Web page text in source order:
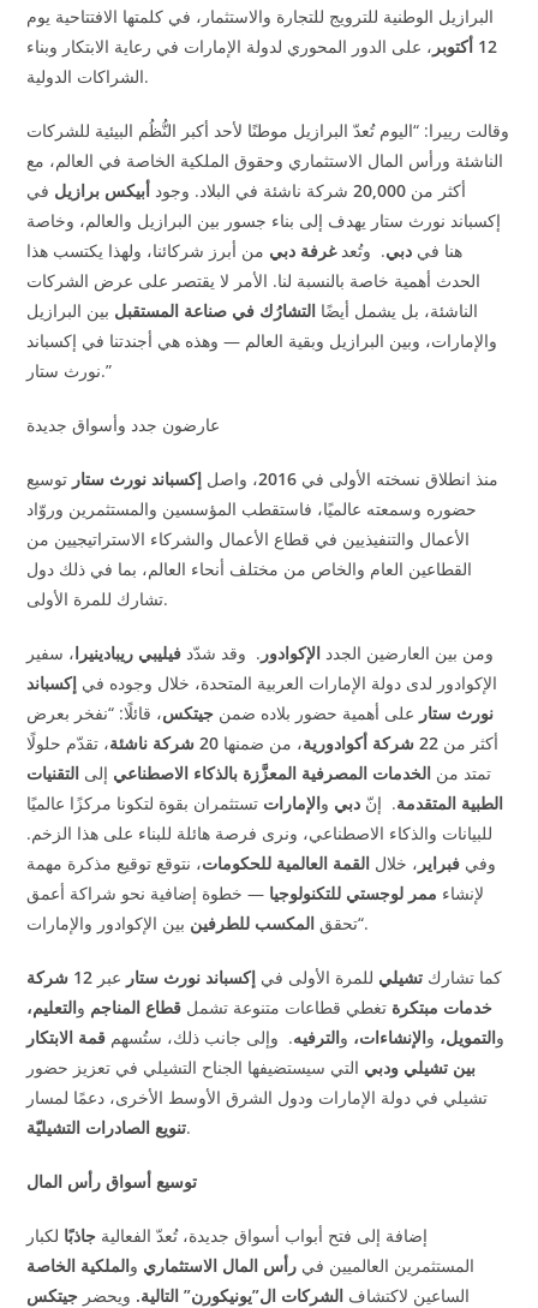
البرازيل الوطنية للترويج للتجارة والاستثمار، في كلمتها الافتتاحية يوم
12 أكتوبر ، على الدور المحوري لدولة الإمارات في رعاية الابتكار وبناء
الشراكات الدولية.
وقالت رييرا: “اليوم تُعدّ البرازيل موطنًا لأحد أكبر النُّظُم البيئية للشركات
الناشئة ورأس المال الاستثماري وحقوق الملكية الخاصة في العالم، مع
أكثر من 20,000 شركة ناشئة في البلاد. وجود أبيكس برازيل في
إكسباند نورث ستار يهدف إلى بناء جسور بين البرازيل والعالم، وخاصة
هنا في دبي. وتُعدغرفة دبي من أبرز شركائنا، ولهذا يكتسب هذا
الحدث أهمية خاصة بالنسبة لنا. الأمر لا يقتصر على عرض الشركات
الناشئة، بل يشمل أيضًا التشارُك في صناعة المستقبل بين البرازيل
والإمارات، وبين البرازيل وبقية العالم — وهذه هي أجندتنا في إكسباند
نورث ستار.”
عارضون جدد وأسواق جديدة
منذ انطلاق نسخته الأولى في 2016، واصل إكسباند نورث ستار توسيع
حضوره وسمعته عالميًا، فاستقطب المؤسسين والمستثمرين وروّاد
الأعمال والتنفيذيين في قطاع الأعمال والشركاء الاستراتيجيين من
القطاعين العام والخاص من مختلف أنحاء العالم، بما في ذلك دول
تشارك للمرة الأولى.
ومن بين العارضين الجدد الإكوادور . وقد شدّد فيليبي ريبادينيرا، سفير
الإكوادور لدى دولة الإمارات العربية المتحدة، خلال وجوده في إكسباند
نورث ستار على أهمية حضور بلاده ضمن جيتكس، قائلًا: “نفخر بعرض
أكثر من 22شركة أكوادورية، من ضمنها 20شركة ناشئة، تقدّم حلولًا
تمتد من الخدمات المصرفية المعزَّزة بالذكاء الاصطناعي إلى التقنيات
الطبية المتقدمة. إنّ دبي والإمارات تستثمران بقوة لتكونا مركزًا عالميًا
للبيانات والذكاء الاصطناعي، ونرى فرصة هائلة للبناء على هذا الزخم.
وفي فبراير ، خلال القمة العالمية للحكومات، نتوقع توقيع مذكرة مهمة
لإنشاء ممر لوجستي للتكنولوجيا —خطوة إضافية نحو شراكة أعمق
تحقق المكسب للطرفين بين الإكوادور والإمارات “.
كما تشارك تشيلي للمرة الأولى في إكسباند نورث ستار عبر 12 شركة
خدمات مبتكرة تغطي قطاعات متنوعة تشمل قطاع المناجم والتعليم،
والتمويل، والإنشاءات، والترفيه. وإلى جانب ذلك، ستُسهم قمة الابتكار
بين تشيلي ودبي التي سيستضيفها الجناح التشيلي في تعزيز حضور
تشيلي في دولة الإمارات ودول الشرق الأوسط الأخرى، دعمًا لمسار
تنويع الصادرات التشيليّة.
توسيع أسواق رأس المال
إضافة إلى فتح أبواب أسواق جديدة، تُعدّ الفعالية جاذبًا لكبار
المستثمرين العالميين في رأس المال الاستثماري والملكية الخاصة
الساعين لاكتشاف الشركات ال”يونيكورن” التالية. ويحضر جيتكس